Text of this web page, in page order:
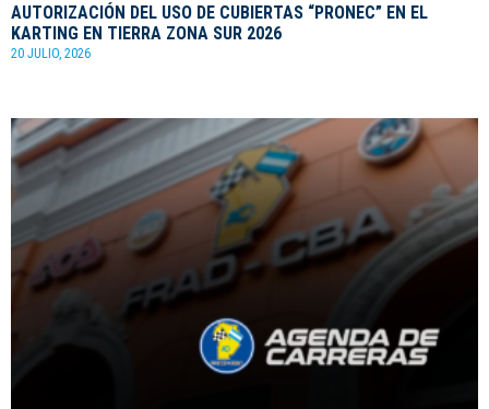
AUTORIZACIÓN DEL USO DE CUBIERTAS “PRONEC” EN EL
KARTING EN TIERRA ZONA SUR 2026
20 JULIO, 2026